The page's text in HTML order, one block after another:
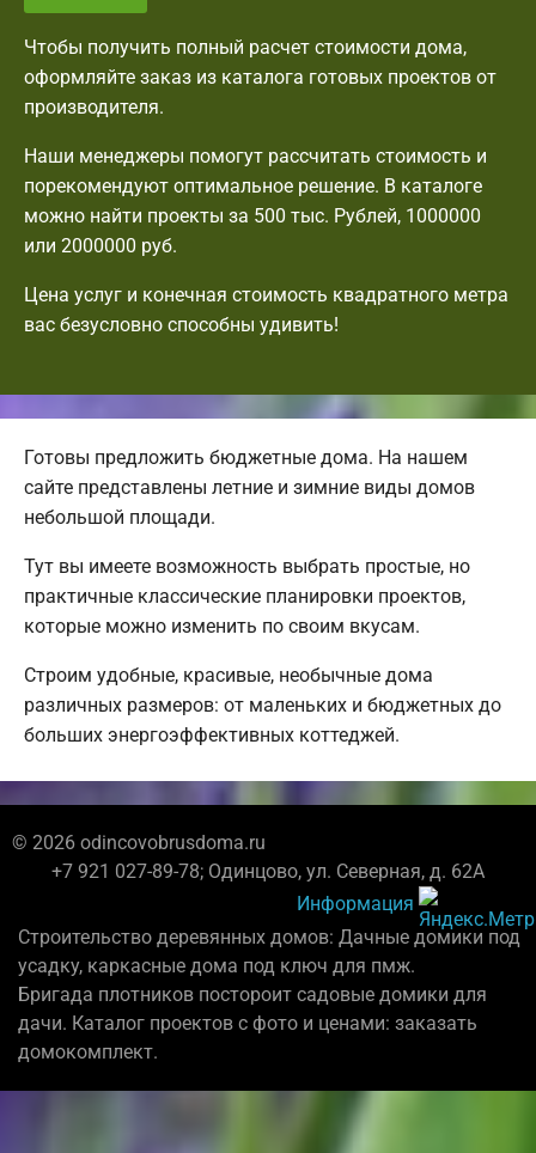
Чтобы получить полный расчет стоимости дома,
оформляйте заказ из каталога готовых проектов от
производителя.
Наши менеджеры помогут рассчитать стоимость и
порекомендуют оптимальное решение. В каталоге
можно найти проекты за 500 тыс. Рублей, 1000000
или 2000000 руб.
Цена услуг и конечная стоимость квадратного метра
вас безусловно способны удивить!
Готовы предложить бюджетные дома. На нашем
сайте представлены летние и зимние виды домов
небольшой площади.
Тут вы имеете возможность выбрать простые, но
практичные классические планировки проектов,
которые можно изменить по своим вкусам.
Строим удобные, красивые, необычные дома
различных размеров: от маленьких и бюджетных до
больших энергоэффективных коттеджей.
© 2026 odincovobrusdoma.ru
+7 921 027-89-78; Одинцово, ул. Северная, д. 62А
Информация
Строительство деревянных домов: Дачные домики под
усадку, каркасные дома под ключ для пмж.
Бригада плотников постороит садовые домики для
дачи. Каталог проектов с фото и ценами: заказать
домокомплект.